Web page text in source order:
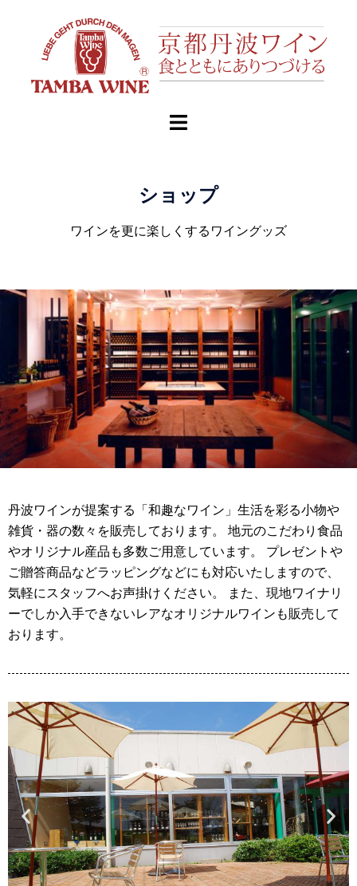
ショップ
ワインを更に楽しくするワイングッズ
丹波ワインが提案する「和趣なワイン」生活を彩る小物や
雑貨・器の数々を販売しております。 地元のこだわり食品
やオリジナル産品も多数ご用意しています。 プレゼントや
ご贈答商品などラッピングなどにも対応いたしますので、
気軽にスタッフへお声掛けください。 また、現地ワイナリ
ーでしか入手できないレアなオリジナルワインも販売して
おります。